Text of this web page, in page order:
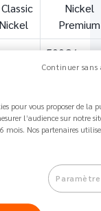
Nickel
Premium
500€/
1000€/
Continuer sans
pour vous proposer de la
l’audience sur notre
Nos partenaires